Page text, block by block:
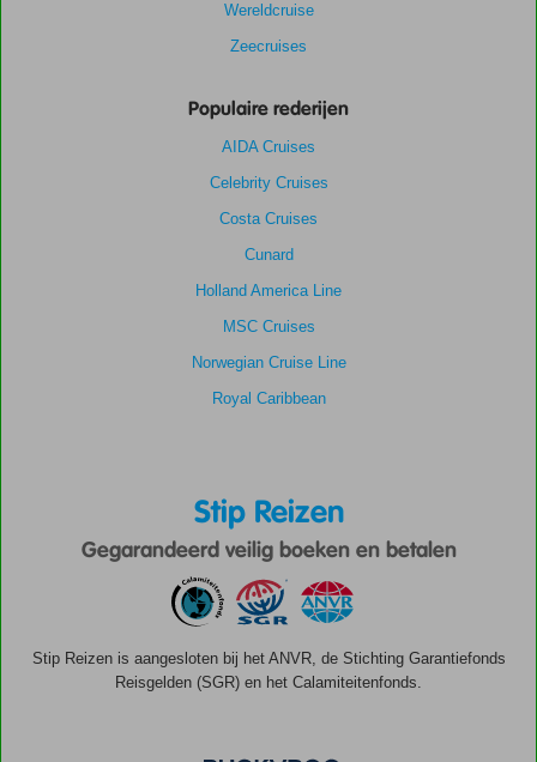
Wereldcruise
Zeecruises
Populaire rederijen
AIDA Cruises
Celebrity Cruises
Costa Cruises
Cunard
Holland America Line
MSC Cruises
Norwegian Cruise Line
Royal Caribbean
Stip Reizen
Gegarandeerd veilig boeken en betalen
Stip Reizen is aangesloten bij het ANVR, de Stichting Garantiefonds
Reisgelden (SGR) en het Calamiteitenfonds.